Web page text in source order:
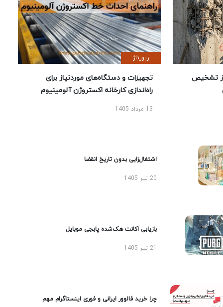
تشخیص
رپورتاژ
تجهیزات و دستگاه‌های موردنیاز برای
راه‌اندازی کارخانه اکستروژن آلومینیوم
13 مرداد 1405
اشتغال‌زایی بدون تاریخ انقضا
20 تیر 1405
بازیابی اکانت هک‌شده پابجی موبایل
چرا خرید فالوور ایرانی و فوری اینستاگرام مهم